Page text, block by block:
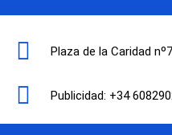
Plaza de la Caridad
Publicidad: +34